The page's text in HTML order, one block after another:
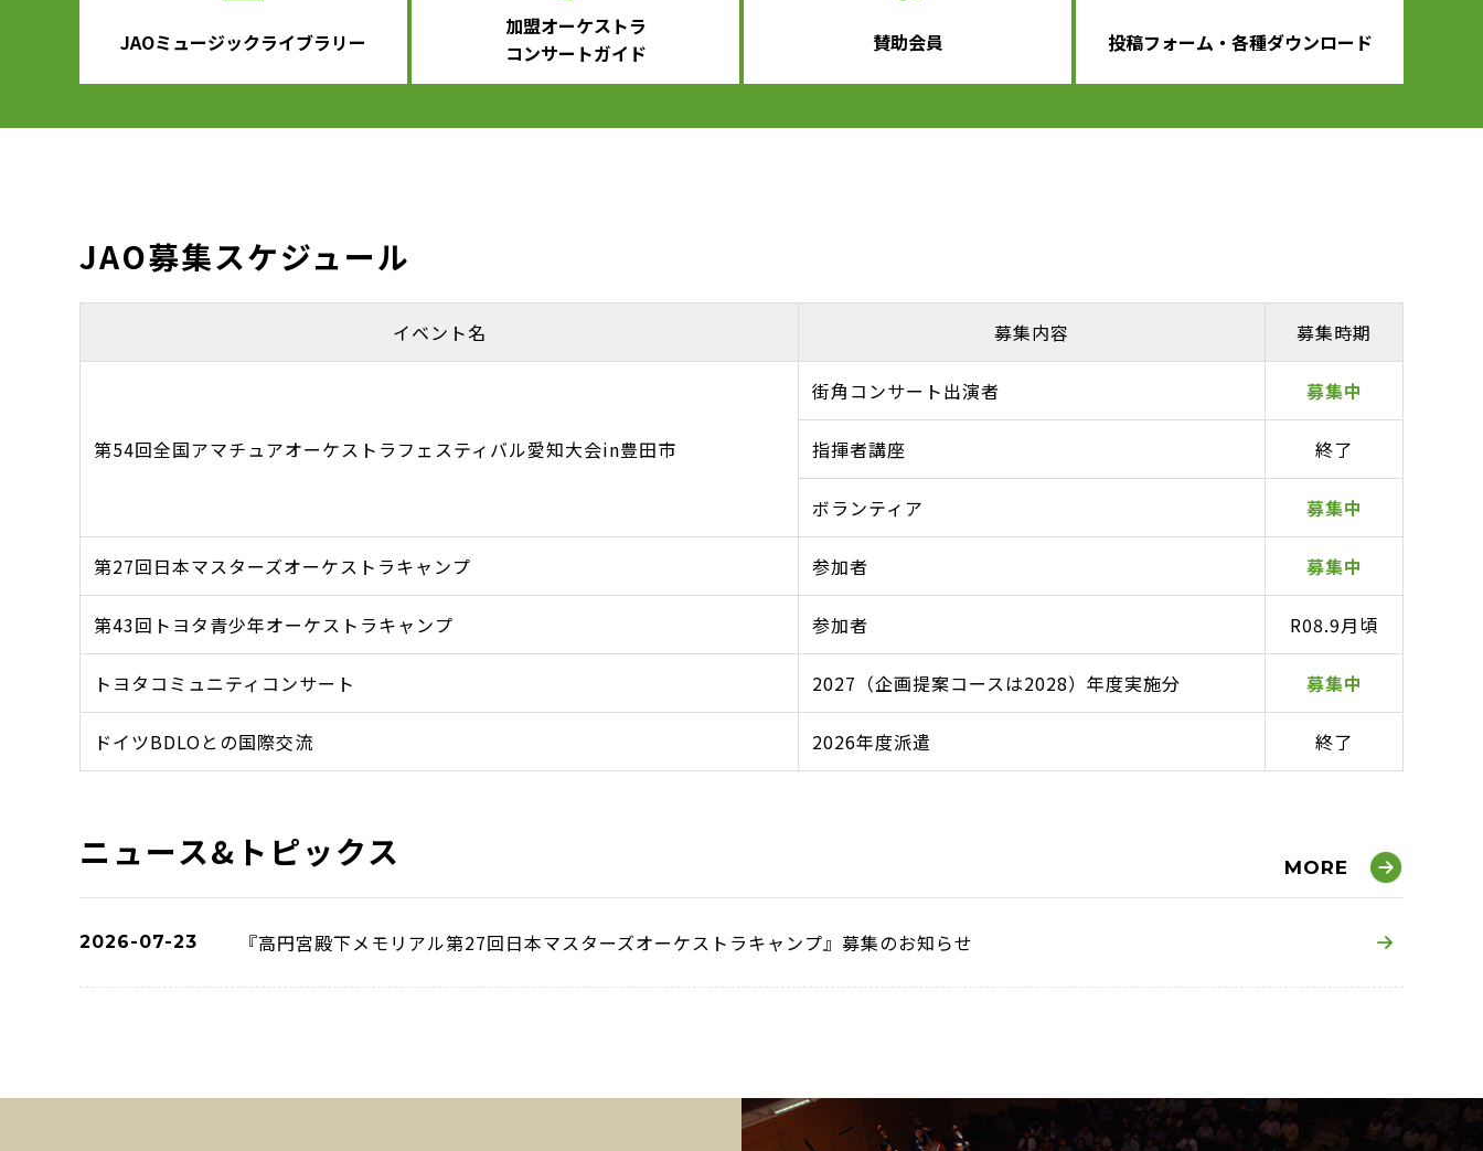
JAOミュージックライブラリー
加盟オーケストラ
コンサートガイド
賛助会員 投稿フォーム・各種ダウンロード
JAO募集スケジュール
イベント名 募集内容 募集時期
第54回全国アマチュアオーケストラフェスティバル愛知大会in豊田市
街角コンサート出演者 募集中
指揮者講座 終了
ボランティア 募集中
第27回日本マスターズオーケストラキャンプ 参加者 募集中
第43回トヨタ青少年オーケストラキャンプ 参加者 R08.9月頃
トヨタコミュニティコンサート 2027（企画提案コースは2028）年度実施分 募集中
ドイツBDLOとの国際交流 2026年度派遣 終了
ニュース&トピックス MORE
2026-07-23 『高円宮殿下メモリアル第27回日本マスターズオーケストラキャンプ』募集のお知らせ
The Federation of Japan Amateur Orchestras Corp.